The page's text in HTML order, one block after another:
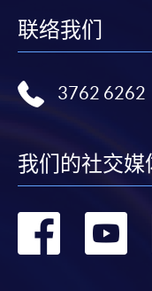
联络我们
3762 6262
我们的社交媒
转